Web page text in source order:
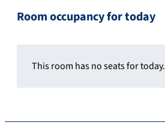
Room occupancy for today
This room has no seats for today.